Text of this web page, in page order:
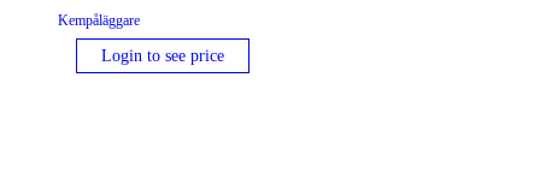
Kempåläggare
Login to see price